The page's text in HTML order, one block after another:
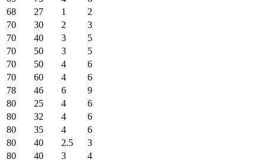
68
27 1
2
70
30 2
3
70
40 3
5
70
50 3
5
70
50 4
6
70
60 4
6
78
46 6
9
80
25 4
6
80
32 4
6
80
35 4
6
80
40 2.5
3
80
40 3
4